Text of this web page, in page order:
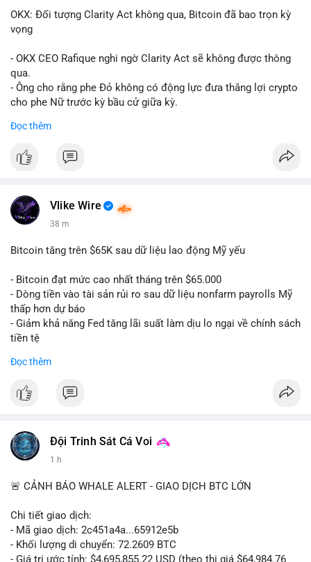
OKX: Đối tượng Clarity Act không qua, Bitcoin đã bao trọn kỳ
vọng
- OKX CEO Rafique nghi ngờ Clarity Act sẽ không được thông
qua.
- Ông cho rằng phe Đỏ không có động lực đưa thắng lợi crypto
cho phe Nữ trước kỳ bầu cử giữa kỳ.
hỗ trợ pháp lý.
$btc
Đọc thêm
Vlike Wire
38 m
Bitcoin tăng trên $65K sau dữ liệu lao động Mỹ yếu
- Bitcoin đạt mức cao nhất tháng trên $65.000
- Dòng tiền vào tài sản rủi ro sau dữ liệu nonfarm payrolls Mỹ
thấp hơn dự báo
- Giảm khả năng Fed tăng lãi suất làm dịu lo ngại về chính sách
tiền tệ
📰 Nguồn: Cointelegraph
Đọc thêm
Đội Trinh Sát Cá Voi
1 h
🚨 CẢNH BÁO WHALE ALERT - GIAO DỊCH BTC LỚN
Chi tiết giao dịch:
- Mã giao dịch: 2c451a4a...65912e5b
- Khối lượng di chuyển: 72.2609 BTC
- Giá trị ước tính: $4,695,855.22 USD (theo thị giá $64,984.76